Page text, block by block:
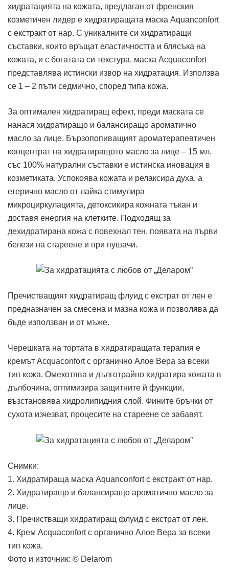
хидратацията на кожата, предлаган от френския
козметичен лидер е хидратиращата маска Aquanconfort
с екстракт от нар. С уникалните си хидратиращи
съставки, които връщат еластичността и блясъка на
кожата, и с богатата си текстура, маска Acquaconfort
представлява истински извор на хидратация. Използва
се 1 – 2 пъти седмично, според типа кожа.
За оптимален хидратиращ ефект, преди маската се
нанася хидратиращо и балансиращо ароматично
масло за лице. Бързопопиващият ароматерапевтичен
концентрат на хидратиращото масло за лице – 15 мл.
със 100% натурални съставки е истинска иновация в
козметиката. Успокоява кожата и релаксира духа, а
етерично масло от лайка стимулира
микроциркулацията, детоксикира кожната тъкан и
доставя енергия на клетките. Подходящ за
дехидратирана кожа с повехнал тен, появата на първи
белези на стареене и при пушачи.
Пречистващият хидратиращ флуид с екстрат от лен е
предназначен за смесена и мазна кожа и позволява да
бъде използван и от мъже.
Черешката на тортата в хидратиращата терапия е
кремът Acquaconfort с органично Алое Вера за всеки
тип кожа. Омекотява и дълготрайно хидратира кожата в
дълбочина, оптимизира защитните й функции,
възстановява хидролипидния слой. Фините бръчки от
сухота изчезват, процесите на стареене се забавят.
Снимки:
1. Хидратираща маска Aquanconfort с екстракт от нар.
2. Хидратиращо и балансиращо ароматично масло за
лице.
3. Пречистващи хидратиращ флуид с екстрат от лен.
4. Крем Acquaconfort с органично Алое Вера за всеки
тип кожа.
Фото и източник: © Delarom